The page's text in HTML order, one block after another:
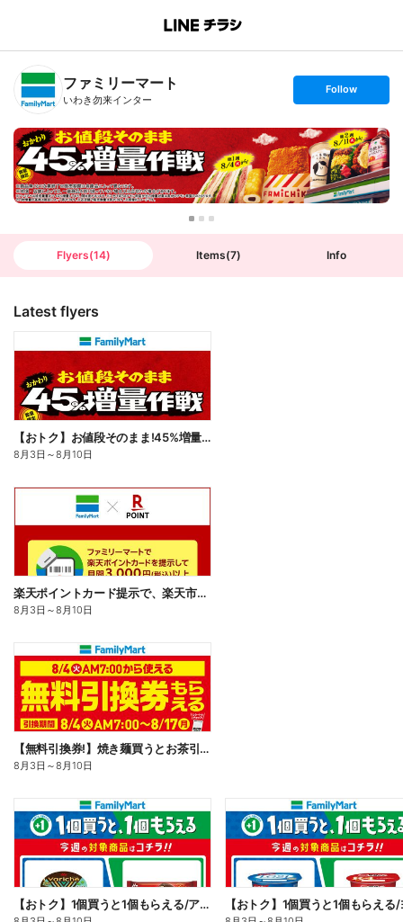
B
n
T
ファミリーマート
いわき勿来インター
s
t
o
l
l
o
w
Follow
Flyers(14) Items(7) Info
Latest flyers
【おトク】お値段そのまま!45%増量作戦!
8月3日 ～8月10日
楽天ポイントカード提示で、楽天市場でのお買い物がおトクに!
8月3日 ～8月10日
【無料引換券!】焼き麺買うとお茶引換券貰える!
8月3日 ～8月10日
【おトク】1個買うと1個もらえる/アイス